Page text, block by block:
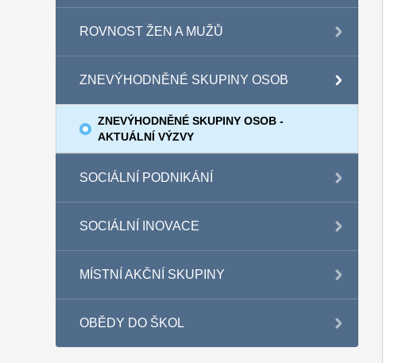
ROVNOST ŽEN A MUŽŮ
ZNEVÝHODNĚNÉ SKUPINY OSOB
ZNEVÝHODNĚNÉ SKUPINY OSOB -
AKTUÁLNÍ VÝZVY
SOCIÁLNÍ PODNIKÁNÍ
SOCIÁLNÍ INOVACE
MÍSTNÍ AKČNÍ SKUPINY
OBĚDY DO ŠKOL